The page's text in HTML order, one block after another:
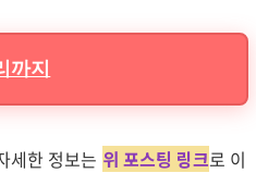
까지
세한 정보는 위 포스팅 링크로 이